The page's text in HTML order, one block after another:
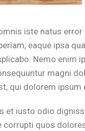
iste natus
eaque ipsa
Nemo enim
magni
qui dolorem ipsum
et iusto odio
corrupti quos